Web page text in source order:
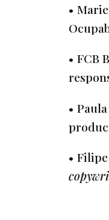
•
• FCB
•
•